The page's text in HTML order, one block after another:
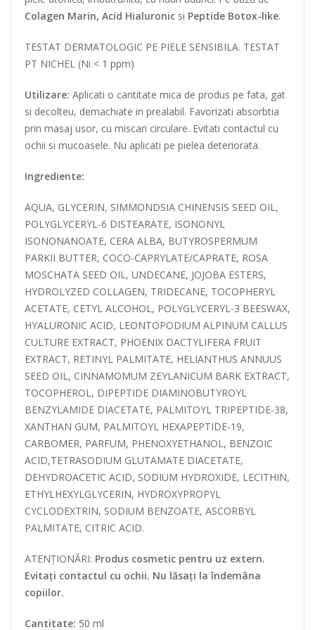
Colagen Marin, Acid Hialuronic si Peptide Botox-like.
TESTAT DERMATOLOGIC PE PIELE SENSIBILA. TESTAT
PT NICHEL (Ni < 1 ppm)
Utilizare: Aplicati o cantitate mica de produs pe fata, gat
si decolteu, demachiate in prealabil. Favorizati absorbtia
prin masaj usor, cu miscari circulare. Evitati contactul cu
ochii si mucoasele. Nu aplicati pe pielea deteriorata.
Ingrediente:
AQUA, GLYCERIN, SIMMONDSIA CHINENSIS SEED OIL,
POLYGLYCERYL-6 DISTEARATE, ISONONYL
ISONONANOATE, CERA ALBA, BUTYROSPERMUM
PARKII BUTTER, COCO-CAPRYLATE/CAPRATE, ROSA
MOSCHATA SEED OIL, UNDECANE, JOJOBA ESTERS,
HYDROLYZED COLLAGEN, TRIDECANE, TOCOPHERYL
ACETATE, CETYL ALCOHOL, POLYGLYCERYL-3 BEESWAX,
HYALURONIC ACID, LEONTOPODIUM ALPINUM CALLUS
CULTURE EXTRACT, PHOENIX DACTYLIFERA FRUIT
EXTRACT, RETINYL PALMITATE, HELIANTHUS ANNUUS
SEED OIL, CINNAMOMUM ZEYLANICUM BARK EXTRACT,
TOCOPHEROL, DIPEPTIDE DIAMINOBUTYROYL
BENZYLAMIDE DIACETATE, PALMITOYL TRIPEPTIDE-38,
XANTHAN GUM, PALMITOYL HEXAPEPTIDE-19,
CARBOMER, PARFUM, PHENOXYETHANOL, BENZOIC
ACID,TETRASODIUM GLUTAMATE DIACETATE,
DEHYDROACETIC ACID, SODIUM HYDROXIDE, LECITHIN,
ETHYLHEXYLGLYCERIN, HYDROXYPROPYL
CYCLODEXTRIN, SODIUM BENZOATE, ASCORBYL
PALMITATE, CITRIC ACID.
ATENȚIONĂRI: Produs cosmetic pentru uz extern.
Evitați contactul cu ochii. Nu lăsați la îndemâna
copiilor.
Cantitate: 50 ml